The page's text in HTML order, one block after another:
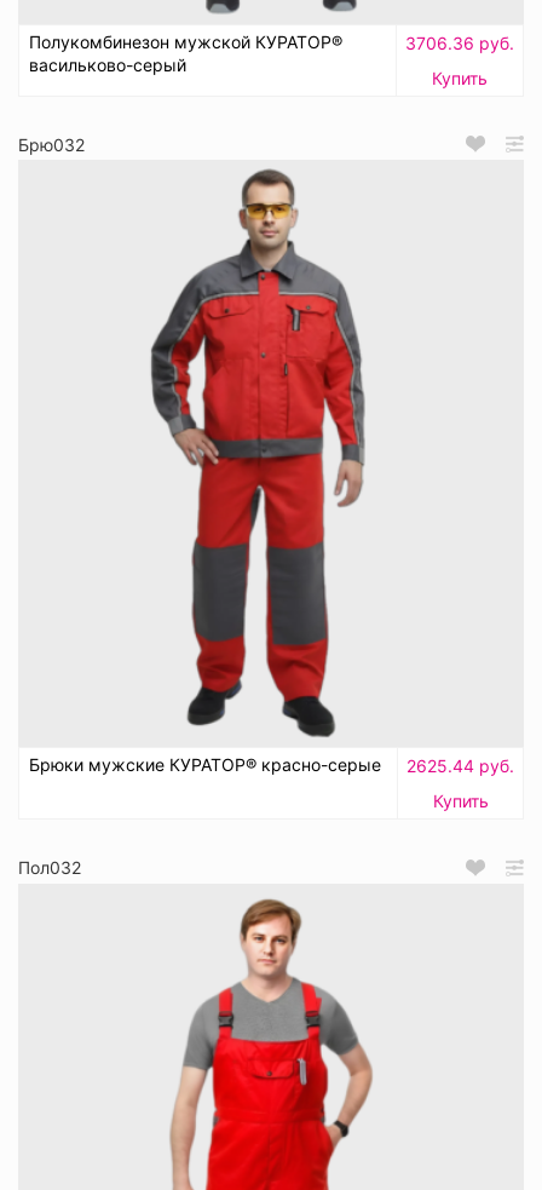
Полукомбинезон мужской КУРАТОР®
васильково-серый
3706.36 руб.
Купить
Брю032
Брюки мужские КУРАТОР® красно-серые
2625.44 руб.
Купить
Пол032